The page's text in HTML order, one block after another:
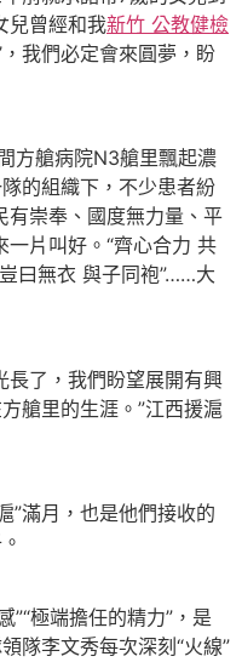
兒曾經和我新竹 公教健檢
，我們必定會來圓夢，盼
艙病院N3艙里飄起濃
的組織下，不少患者紛
有崇奉、國度無力量、平
一片叫好。“齊心合力 共
曰無衣 與子同袍”……大
了，我們盼望展開有興
艙里的生涯。”江西援滬
滿月，也是他們接收的
”“極端擔任的精力”，是
隊李文秀每次深刻“火線”